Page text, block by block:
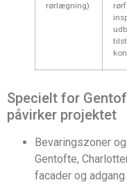
rørlægning)
Specielt for
påvirker projektet
Bevaringszoner
Gentofte,
facader og